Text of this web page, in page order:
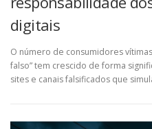
digitais
O número de consumidores
falso” tem crescido de forma
sites e canais falsificados que